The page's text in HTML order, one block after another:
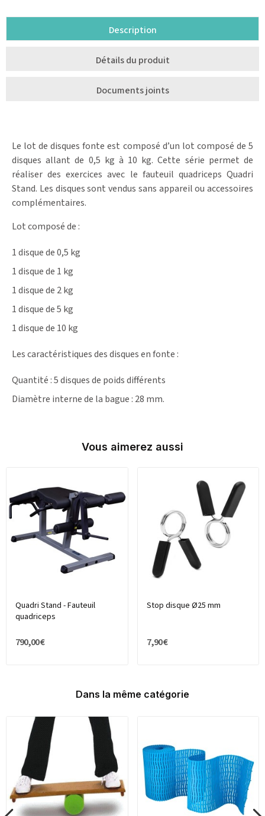
Description
Détails du produit
Documents joints
Le lot de disques fonte est composé d’un lot composé de 5
disques allant de 0,5 kg à 10 kg. Cette série permet de
réaliser des exercices avec le fauteuil quadriceps Quadri
Stand. Les disques sont vendus sans appareil ou accessoires
complémentaires.
Lot composé de :
1 disque de 0,5 kg
1 disque de 1 kg
1 disque de 2 kg
1 disque de 5 kg
1 disque de 10 kg
Les caractéristiques des disques en fonte :
Quantité : 5 disques de poids différents
Diamètre interne de la bague : 28 mm.
Vous aimerez aussi
Quadri Stand - Fauteuil
quadriceps
790,00 €
Stop disque Ø25 mm
7,90 €
Dans la même catégorie